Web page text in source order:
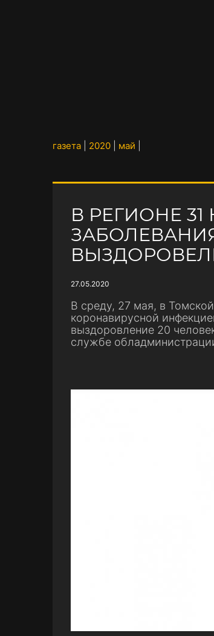
газета 2020 май
В РЕГИОНЕ
ЗАБОЛЕВАНИЯ
27.05.2020
В среду, 27 мая, в
коронавирусной
выздоровление 20
службе